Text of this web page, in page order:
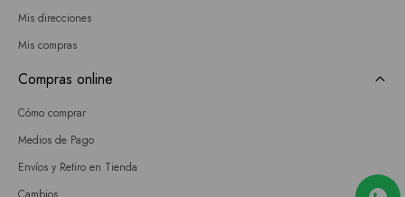
Mis direcciones
Mis compras
Compras online
Cómo comprar
Medios de Pago
Envíos y Retiro en Tienda